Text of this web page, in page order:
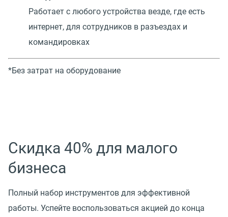
Работает с любого устройства везде, где есть
интернет, для сотрудников в разъездах и
командировках
*Без затрат на оборудование
Скидка 40% для малого
бизнеса
Полный набор инструментов для эффективной
работы. Успейте воспользоваться акцией до конца